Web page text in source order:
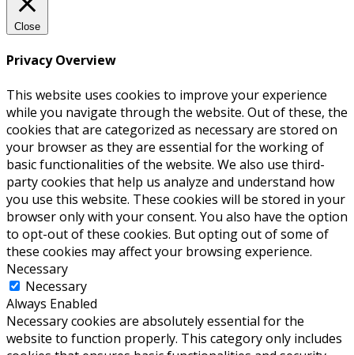
Close
Privacy Overview
This website uses cookies to improve your experience
while you navigate through the website. Out of these, the
cookies that are categorized as necessary are stored on
your browser as they are essential for the working of
basic functionalities of the website. We also use third-
party cookies that help us analyze and understand how
you use this website. These cookies will be stored in your
browser only with your consent. You also have the option
to opt-out of these cookies. But opting out of some of
these cookies may affect your browsing experience.
Necessary
Necessary
Always Enabled
Necessary cookies are absolutely essential for the
website to function properly. This category only includes